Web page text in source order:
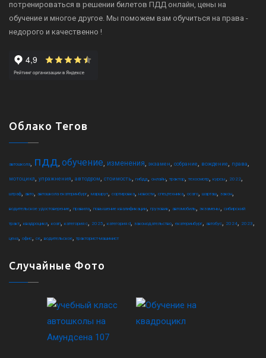
потренироваться в решении билетов ПДД онлайн, цены на
обучение и многое другое. Мы поможем вам обучиться на права -
недорого и качественно !
Облако Тегов
автошкола, пдд, обучение, изменения, экзамен, собрание, вождение, права,
мотоцикл, упражнения, автодром, стоимость, гибдд, онлайн, трактор, техосмотр, курсы, 2022,
штраф, авто, автошкола екатеринбург, маршрут, сортировка, новости, спецтехника, осаго, шарташ, закон,
водительское удостоверение, правила, повышение квалификации, грузовик, автомобиль, экзамены, сибирский
тракт, квадроцикл, коап, категория c, 2025, категория d, законодательство, екатеринбург, автобус, 2024, 2023,
цена, офис, ce, водительское, тракторист-машинист
Случайные Фото